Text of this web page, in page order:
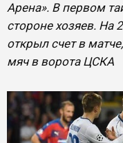
Арена». В первом
стороне хозяев. На
открыл счет в
мяч в ворота ЦСКА